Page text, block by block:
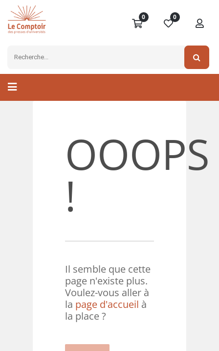
0 0
OOOPS
!
Il semble que cette
page n'existe plus.
Voulez-vous aller à
la page d'accueil à
la place ?